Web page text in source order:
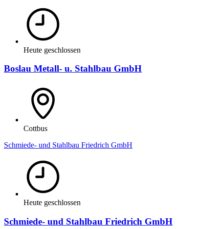
Heute geschlossen
Boslau Metall- u. Stahlbau GmbH
Cottbus
Schmiede- und Stahlbau Friedrich GmbH
Heute geschlossen
Schmiede- und Stahlbau Friedrich GmbH